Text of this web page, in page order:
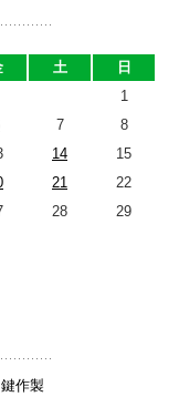
土
日
1
7
8
14
15
21
22
28
29
作製